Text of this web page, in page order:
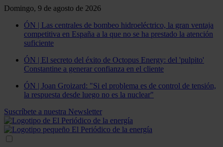
Domingo, 9 de agosto de 2026
ÓN | Las centrales de bombeo hidroeléctrico, la gran ventaja
competitiva en España a la que no se ha prestado la atención
suficiente
ÓN | El secreto del éxito de Octopus Energy: del 'pulpito'
Constantine a generar confianza en el cliente
ÓN | Joan Groizard: "Si el problema es de control de tensión,
la respuesta desde luego no es la nuclear"
Suscríbete a nuestra Newsletter